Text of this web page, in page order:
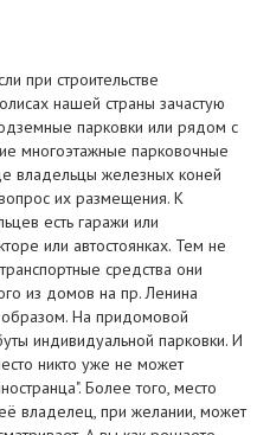
при строительстве
нашей страны зачастую
парковки или рядом с
многоэтажные парковочные
владельцы железных коней
их размещения. К
есть гаражи или
или автостоянках. Тем не
средства они
из домов на пр. Ленина
На придомовой
индивидуальной парковки. И
никто уже не может
Более того, место
владелец, при желании, может